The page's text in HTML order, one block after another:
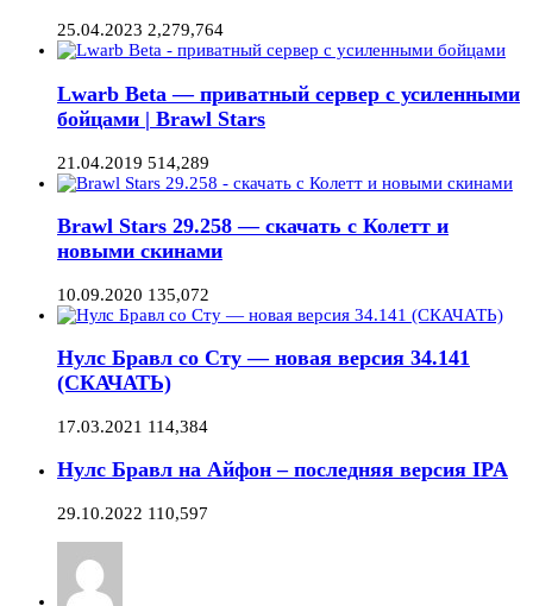
25.04.2023 2,279,764
Lwarb Beta — приватный сервер с усиленными
бойцами | Brawl Stars
21.04.2019 514,289
Brawl Stars 29.258 — скачать с Колетт и
новыми скинами
10.09.2020 135,072
Нулс Бравл со Сту — новая версия 34.141
(СКАЧАТЬ)
17.03.2021 114,384
Нулс Бравл на Айфон – последняя версия IPA
29.10.2022 110,597